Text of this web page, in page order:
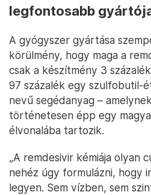
legfontosabb
A gyógyszer gyártása
körülmény, hogy maga a
csak a készítmény 3
97 százalék egy szulfobutil-
nevű segédanyag –
történetesen épp egy
élvonalába tartozik.
„A remdesivir kémiája olyan
nehéz úgy formulázni, hogy
legyen. Sem vízben, sem